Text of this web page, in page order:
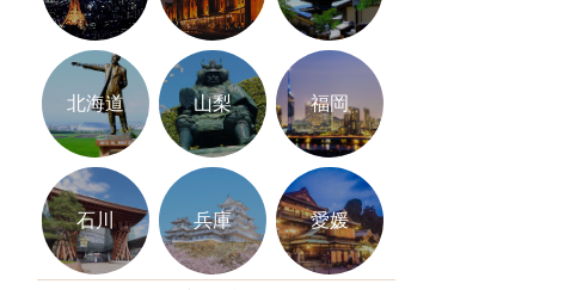
北海道 山梨 福岡
石川 兵庫 愛媛